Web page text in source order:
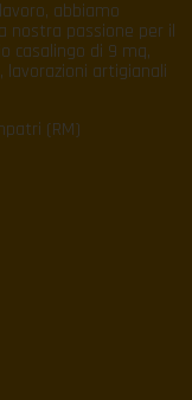
abbiamo
nostra passione per il
casalingo di 9 mq,
artigianali
(RM)